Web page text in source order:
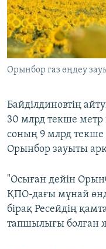
Орынбор газ өңдеу
Байділдиновтің
30 млрд текше
соның 9 млрд текше
Орынбор зауыты
"Осыған дейін
ҚПО-дағы мұнай
бірақ Ресейдің
тапшылығы болған